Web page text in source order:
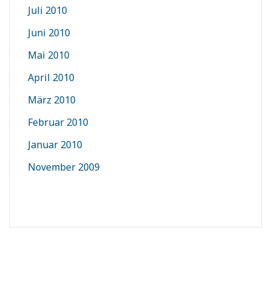
Juli 2010
Juni 2010
Mai 2010
April 2010
März 2010
Februar 2010
Januar 2010
November 2009